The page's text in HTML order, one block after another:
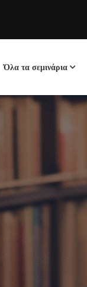
Όλα τα σεμινάρια